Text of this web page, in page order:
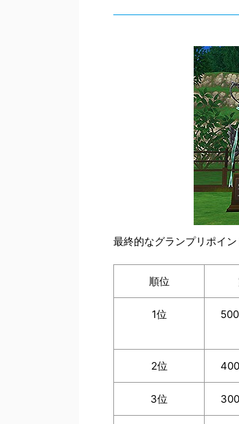
最終的なグランプリポイ
順位
1位
2位
3位